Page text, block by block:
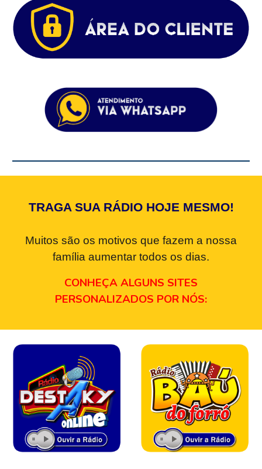
TRAGA SUA RÁDIO HOJE MESMO!
Muitos são os motivos que fazem a nossa
família aumentar todos os dias.
CONHEÇA ALGUNS SITES
PERSONALIZADOS POR NÓS: